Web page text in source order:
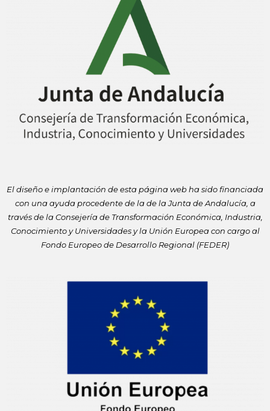
El diseño e implantación de esta página web ha sido financiada
con una ayuda procedente de la de la Junta de Andalucía, a
través de laConsejería de Transformación Económica, Industria,
Conocimiento yUniversidades y la Unión Europea con cargo al
Fondo Europeo de Desarrollo Regional (FEDER)